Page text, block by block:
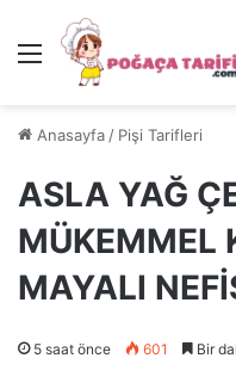
Menü
Anasayfa / Pişi Tarifleri
ASLA YAĞ
MÜKEMMEL
MAYALI
5 saat önce 601 Bir